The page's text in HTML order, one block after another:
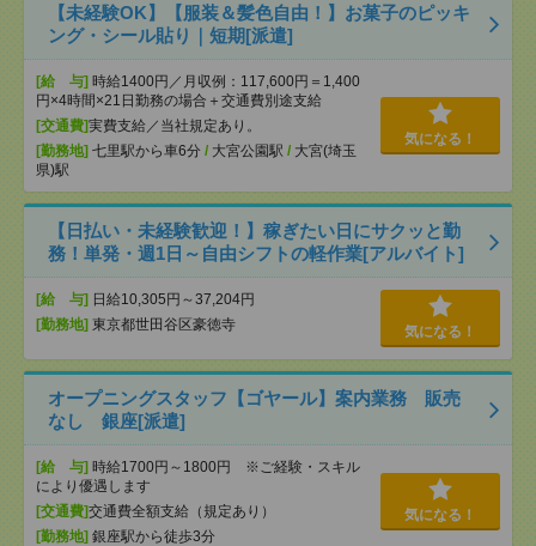
【未経験OK】【服装＆髪色自由！】お菓子のピッキ
ング・シール貼り｜短期[派遣]
[給 与] 時給1400円／月収例：117,600円＝1,400
円×4時間×21日勤務の場合＋交通費別途支給
[交通費]実費支給／当社規定あり。
[勤務地] 七里駅から車6分 / 大宮公園駅 / 大宮(埼玉
県)駅
気になる！
【日払い・未経験歓迎！】稼ぎたい日にサクッと勤
務！単発・週1日～自由シフトの軽作業[アルバイト]
[給 与] 日給10,305円～37,204円
[勤務地] 東京都世田谷区豪徳寺 気になる！
オープニングスタッフ【ゴヤール】案内業務 販売
なし 銀座[派遣]
[給 与] 時給1700円～1800円 ※ご経験・スキル
により優遇します
[交通費]交通費全額支給（規定あり）
[勤務地] 銀座駅から徒歩3分
気になる！